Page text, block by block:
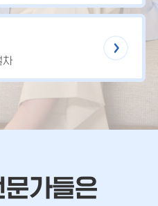
차
가들은